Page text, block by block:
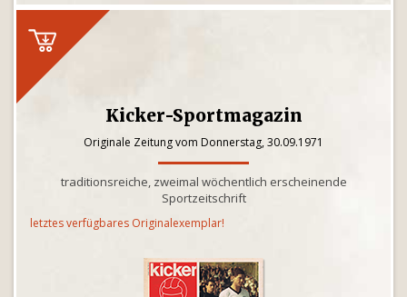
Kicker-Sportmagazin
Originale Zeitung vom Donnerstag, 30.09.1971
traditionsreiche, zweimal wöchentlich erscheinende
Sportzeitschrift
letztes verfügbares Originalexemplar!